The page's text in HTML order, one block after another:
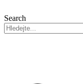
Search